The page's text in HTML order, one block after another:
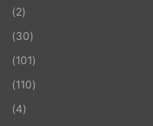
(2)
(30)
(101)
(110)
(4)